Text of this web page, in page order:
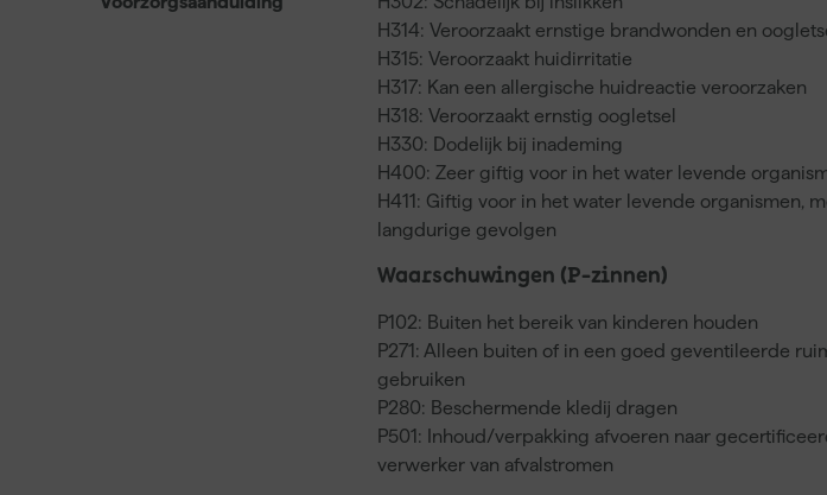
H314: Veroorzaakt ernstige brandwonden en
H315: Veroorzaakt huidirritatie
H317: Kan een allergische huidreactie veroorzaken
H318: Veroorzaakt ernstig oogletsel
H330: Dodelijk bij inademing
H400: Zeer giftig voor in het water levende
H411: Giftig voor in het water levende organismen,
langdurige gevolgen
Waarschuwingen (P-zinnen)
P102: Buiten het bereik van kinderen houden
P271: Alleen buiten of in een goed geventileerde
gebruiken
P280: Beschermende kledij dragen
P501: Inhoud/verpakking afvoeren naar
verwerker van afvalstromen